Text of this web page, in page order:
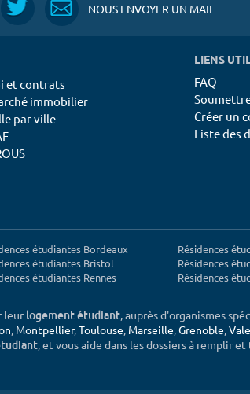
NOUS ENVOYER UN MAIL
et contrats
immobilier
par ville
LIENS
FAQ
Créer un
Liste des
étudiantes Bordeaux
étudiantes Bristol
étudiantes Rennes
Résidences
Résidences
Résidences
leurlogement étudiant, auprès d'organismes
, Montpellier,Toulouse, Marseille,Grenoble,
, et vous aide dans les dossiers à remplir